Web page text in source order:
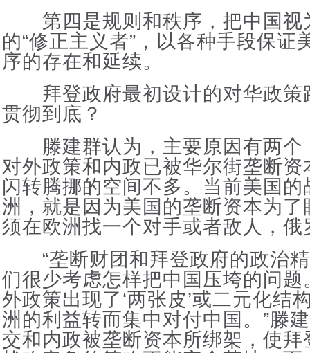
第四是规则和秩序，把中国视
的“修正主义者”，以各种手段保证
序的存在和延续。
拜登政府最初设计的对华政策
贯彻到底？
滕建群认为，主要原因有两个
对外政策和内政已被华尔街垄断
闪转腾挪的空间不多。当前美国
洲，就是因为美国的垄断资本为
须在欧洲找一个对手或者敌人，
“垄断财团和拜登政府的政治精
们很少考虑怎样把中国压垮的问
外政策出现了‘两张皮’或二元化结
洲的利益转而集中对付中国。”滕
交和内政被垄断资本所绑架，使